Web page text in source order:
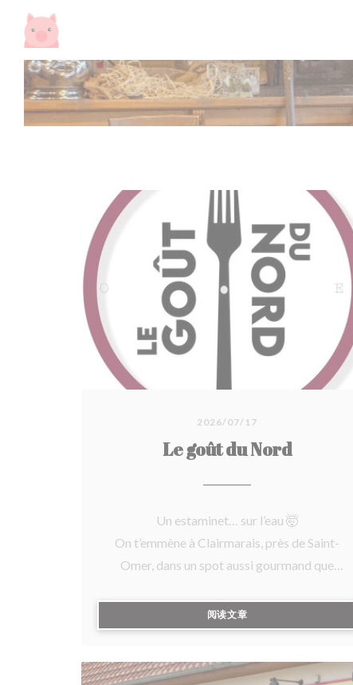
Cookie管理面板
2026/07/17
Le goût du Nord
Un estaminet… sur l’eau 🤯
On t’emmène à Clairmarais, près de Saint-
Omer, dans un spot aussi gourmand que
au cœur du marais audomarois 🌿
Au programme :
(carbonnade, potjevleesch, maroilles…)
阅读文章